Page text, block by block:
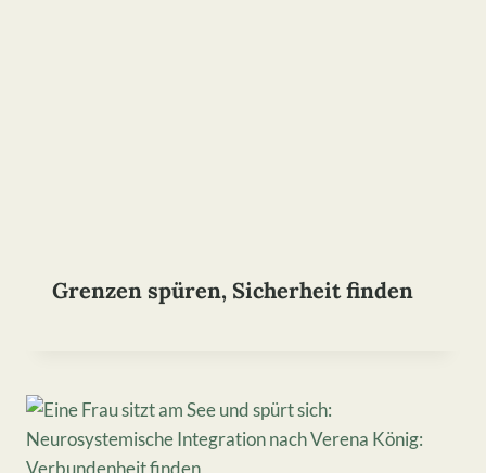
Grenzen spüren, Sicherheit finden